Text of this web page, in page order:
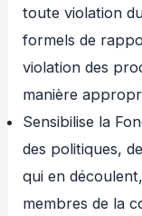
toute violation
formels de
violation des
manière
Sensibilise la
des politiques,
qui en
membres de la